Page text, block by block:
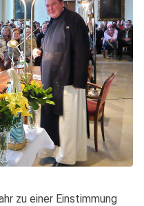
zu einer Einstimmung